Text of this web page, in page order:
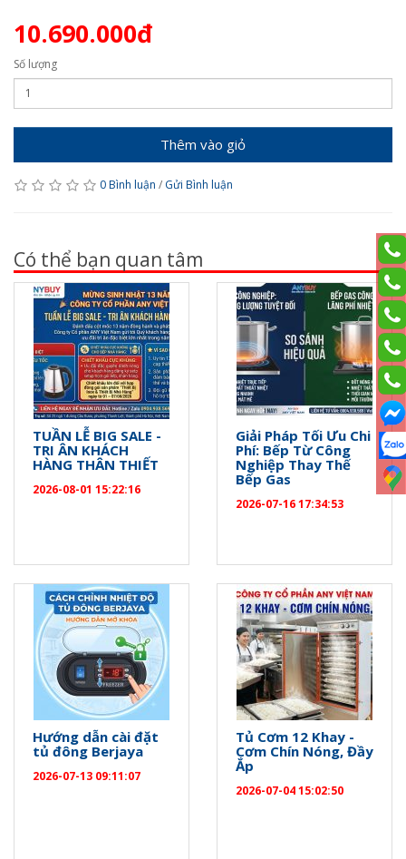
10.690.000đ
Số lượng
Thêm vào giỏ
0 Bình luận / Gửi Bình luận
Có thể bạn quan tâm
TUẦN LỄ BIG SALE -
TRI ÂN KHÁCH
HÀNG THÂN THIẾT
2026-08-01 15:22:16
Giải Pháp Tối Ưu Chi
Phí: Bếp Từ Công
Nghiệp Thay Thế
Bếp Gas
2026-07-16 17:34:53
Hướng dẫn cài đặt
tủ đông Berjaya
2026-07-13 09:11:07
Tủ Cơm 12 Khay -
Cơm Chín Nóng, Đầy
Ắp
2026-07-04 15:02:50